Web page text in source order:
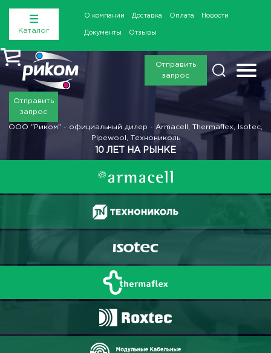
Каталог
О компании Доставка Оплата Новости
Документы Отзывы
Отправить
запрос
Отправить
запрос
ООО "Риком" - официальный дилер - Armacell, Thermaflex, Isotec,
Pipewool, Технониколь
10 ЛЕТ НА РЫНКЕ